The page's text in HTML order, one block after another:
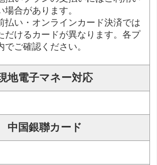
場合があります。
払い・オンラインカード決済では
だけるカードが異なります。各プ
でご確認ください。
地電子マネー対応
中国銀聯カード